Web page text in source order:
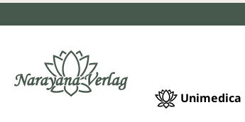
Unimedica